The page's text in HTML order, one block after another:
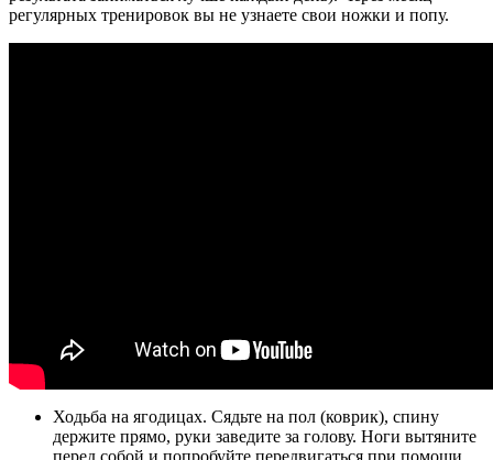
регулярных тренировок вы не узнаете свои ножки и попу.
Ходьба на ягодицах. Сядьте на пол (коврик), спину
держите прямо, руки заведите за голову. Ноги вытяните